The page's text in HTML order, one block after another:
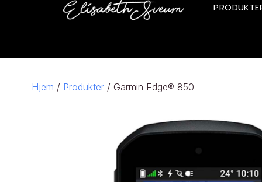
Hjem / Produkter/ Garmin Edge® 850